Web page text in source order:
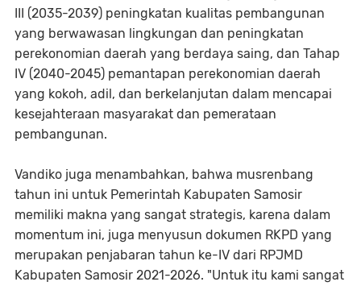
III (2035-2039) peningkatan kualitas pembangunan
yang berwawasan lingkungan dan peningkatan
perekonomian daerah yang berdaya saing, dan Tahap
IV (2040-2045) pemantapan perekonomian daerah
yang kokoh, adil, dan berkelanjutan dalam mencapai
kesejahteraan masyarakat dan pemerataan
pembangunan.
Vandiko juga menambahkan, bahwa musrenbang
tahun ini untuk Pemerintah Kabupaten Samosir
memiliki makna yang sangat strategis, karena dalam
momentum ini, juga menyusun dokumen RKPD yang
merupakan penjabaran tahun ke-IV dari RPJMD
Kabupaten Samosir 2021-2026. "Untuk itu kami sangat